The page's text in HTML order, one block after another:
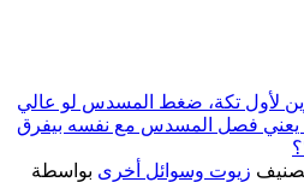
لأول تكة، ضغط المسدس لو عالي
يعني فصل المسدس مع نفسه بيفرق
زيوت وسوائل أخرى بواسطة